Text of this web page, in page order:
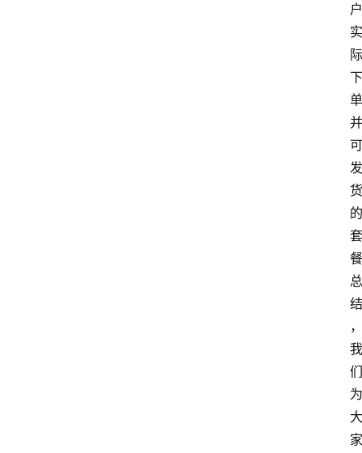
户
实
际
下
单
并
可
发
货
的
套
餐
总
结
，
我
们
为
大
家